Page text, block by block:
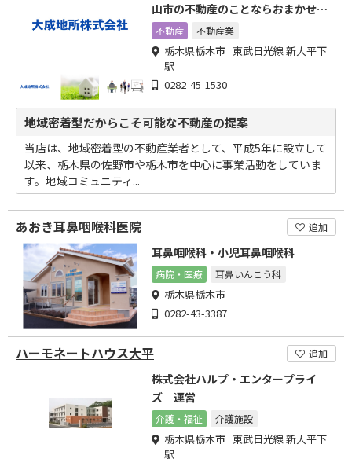
山市の不動産のことならおまかせく
ださい
不動産 不動産業
栃木県栃木市 東武日光線 新大平下
駅
0282-45-1530
地域密着型だからこそ可能な不動産の提案
当店は、地域密着型の不動産業者として、平成5年に設立して
以来、栃木県の佐野市や栃木市を中心に事業活動をしていま
す。地域コミュニティ...
あおき耳鼻咽喉科医院 追加
耳鼻咽喉科・小児耳鼻咽喉科
病院・医療 耳鼻いんこう科
栃木県栃木市
0282-43-3387
ハーモネートハウス大平 追加
株式会社ハルプ・エンタープライ
ズ 運営
介護・福祉 介護施設
栃木県栃木市 東武日光線 新大平下
駅